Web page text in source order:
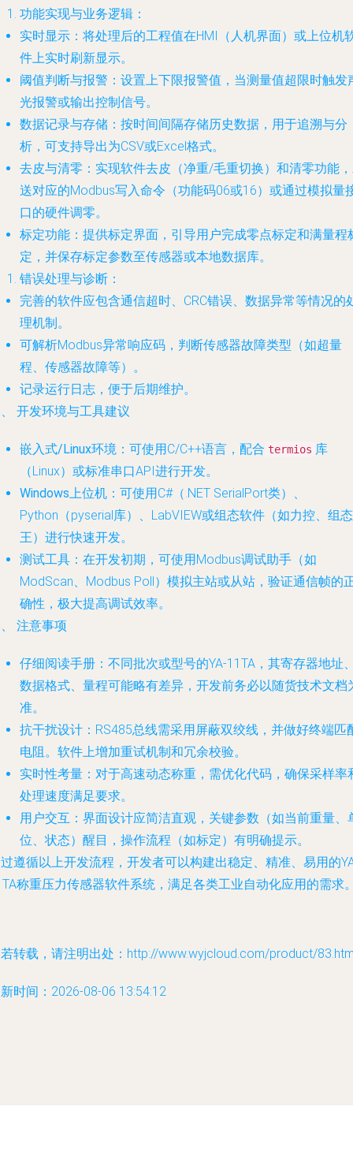
功能实现与业务逻辑 ：
实时显示 ：将处理后的工程值在HMI（人机界面）或上位机
件上实时刷新显示。
阈值判断与报警 ：设置上下限报警值，当测量值超限时触发
光报警或输出控制信号。
数据记录与存储 ：按时间间隔存储历史数据，用于追溯与分
析，可支持导出为CSV或Excel格式。
去皮与清零 ：实现软件去皮（净重/毛重切换）和清零功能
送对应的Modbus写入命令（功能码06或16）或通过模拟量
口的硬件调零。
标定功能 ：提供标定界面，引导用户完成零点标定和满量程
定，并保存标定参数至传感器或本地数据库。
错误处理与诊断 ：
完善的软件应包含通信超时、CRC错误、数据异常等情况的
理机制。
可解析Modbus异常响应码，判断传感器故障类型（如超量
程、传感器故障等）。
记录运行日志，便于后期维护。
开发环境与工具建议
嵌入式/Linux环境 ：可使用C/C++语言，配合 termios 库
（Linux）或标准串口API进行开发。
Windows上位机 ：可使用C#（.NET SerialPort类）、
Python（pyserial库）、LabVIEW或组态软件（如力控、组态
王）进行快速开发。
测试工具 ：在开发初期，可使用Modbus调试助手（如
ModScan、Modbus Poll）模拟主站或从站，验证通信帧的
确性，极大提高调试效率。
注意事项
仔细阅读手册 ：不同批次或型号的YA-11TA，其寄存器地址
数据格式、量程可能略有差异，开发前务必以随货技术文档
准。
抗干扰设计 ：RS485总线需采用屏蔽双绞线，并做好终端匹
电阻。软件上增加重试机制和冗余校验。
实时性考量 ：对于高速动态称重，需优化代码，确保采样率
处理速度满足要求。
用户交互 ：界面设计应简洁直观，关键参数（如当前重量、
位、状态）醒目，操作流程（如标定）有明确提示。
遵循以上开发流程，开发者可以构建出稳定、精准、易用的
称重压力传感器软件系统，满足各类工业自动化应用的需求
转载，请注明出处：http://www.wyjcloud.com/product/
时间：2026-08-06 13:54:12